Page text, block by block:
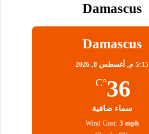
Damascus
Damascus
5:15 م, أغسطس 8, 2026
36
°C
سماء صافية
Wind Gust: 3 mph